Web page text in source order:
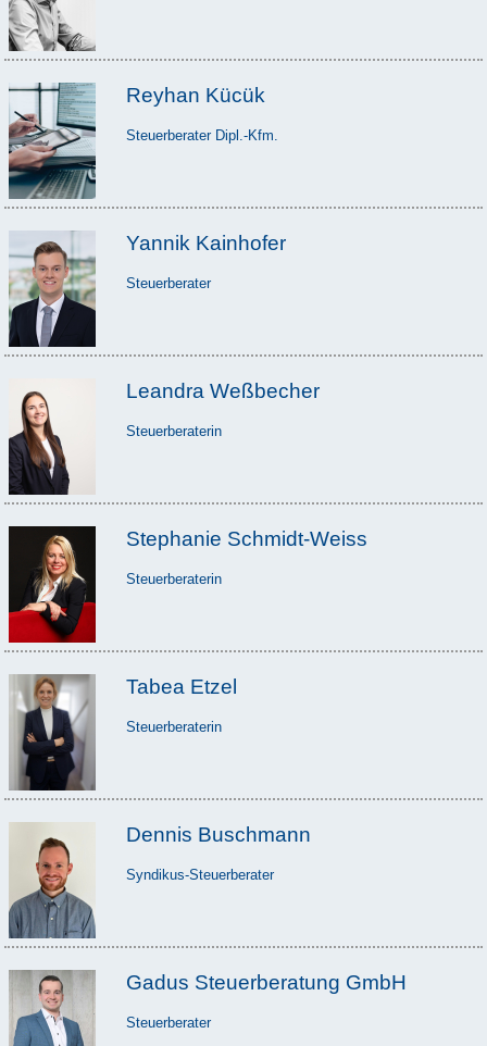
Reyhan Kücük
Steuerberater Dipl.-Kfm.
Yannik Kainhofer
Steuerberater
Leandra Weßbecher
Steuerberaterin
Stephanie Schmidt-Weiss
Steuerberaterin
Tabea Etzel
Steuerberaterin
Dennis Buschmann
Syndikus-Steuerberater
Gadus Steuerberatung GmbH
Steuerberater